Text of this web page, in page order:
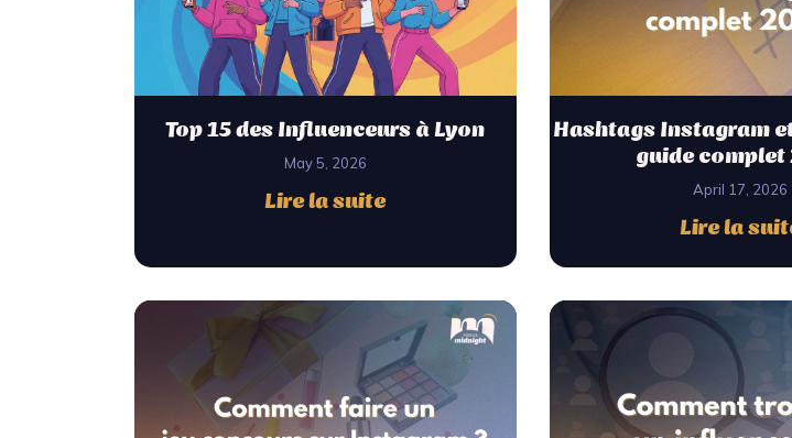
Top 15 des Influenceurs à Lyon
May 5, 2026
Lire la suite
Hashtags Instagram
guide complet
April 17, 2026
Lire la